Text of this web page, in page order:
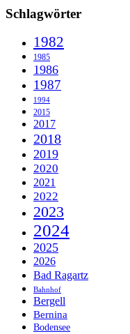
Schlagwörter
1982
1985
1986
1987
1994
2015
2017
2018
2019
2020
2021
2022
2023
2024
2025
2026
Bad Ragartz
Bahnhof
Bergell
Bernina
Bodensee